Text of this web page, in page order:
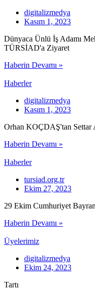
digitalizmedya
Kasım 1, 2023
Dünyaca Ünlü İş Adamı
TÜRSİAD'a Ziyaret
Haberin Devamı »
Haberler
digitalizmedya
Kasım 1, 2023
Orhan KOÇDAŞ'tan
Haberin Devamı »
Haberler
tursiad.org.tr
Ekim 27, 2023
29 Ekim Cumhuriyet
Haberin Devamı »
Üyelerimiz
digitalizmedya
Ekim 24, 2023
Tartı